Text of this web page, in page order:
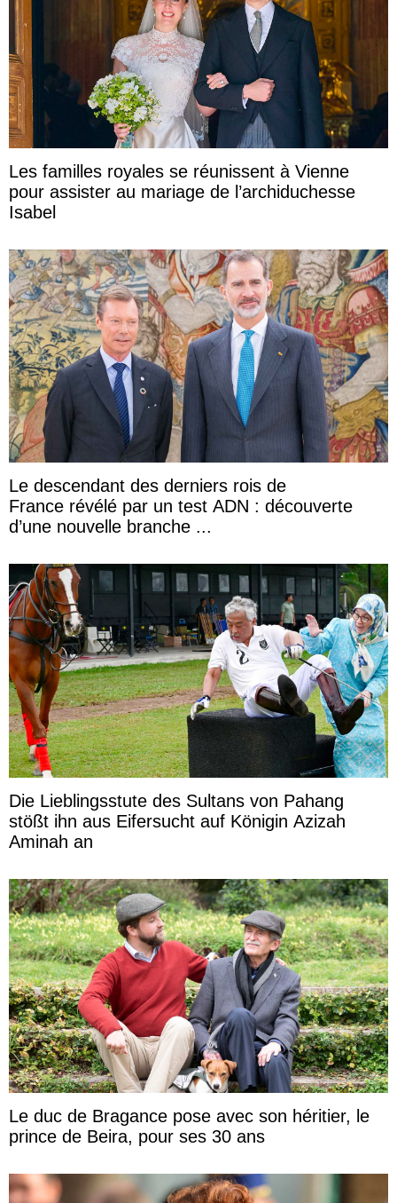
Les familles royales se réunissent à Vienne
pour assister au mariage de l’archiduchesse
Isabel
Le descendant des derniers rois de
France révélé par un test ADN : découverte
d’une nouvelle branche ...
Die Lieblingsstute des Sultans von Pahang
stößt ihn aus Eifersucht auf Königin Azizah
Aminah an
Le duc de Bragance pose avec son héritier, le
prince de Beira, pour ses 30 ans